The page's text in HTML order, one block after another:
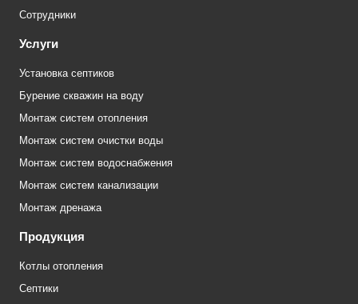
Сотрудники
Услуги
Установка септиков
Бурение скважин на воду
Монтаж систем отопления
Монтаж систем очистки воды
Монтаж систем водоснабжения
Монтаж систем канализации
Монтаж дренажа
Продукция
Котлы отопления
Септики